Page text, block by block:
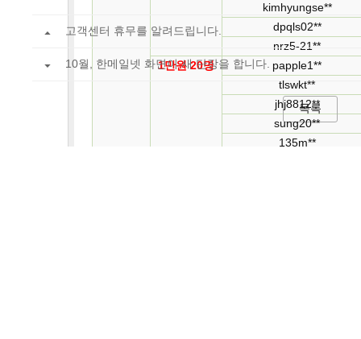
kimhyungse**
dpqls02**
nrz5-21**
1만원 20명
papple1**
tlswkt**
jhj8812**
sung20**
135m**
고객센터 휴무를 알려드립니다.
10월, 한메일넷 화면이 새 단장을 합니다.
목록